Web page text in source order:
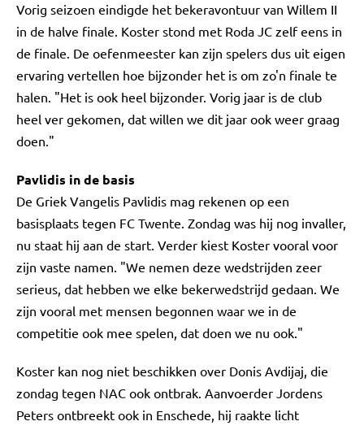
Vorig seizoen eindigde het bekeravontuur van Willem II
in de halve finale. Koster stond met Roda JC zelf eens in
de finale. De oefenmeester kan zijn spelers dus uit eigen
ervaring vertellen hoe bijzonder het is om zo'n finale te
halen. "Het is ook heel bijzonder. Vorig jaar is de club
heel ver gekomen, dat willen we dit jaar ook weer graag
doen."
Pavlidis in de basis
De Griek Vangelis Pavlidis mag rekenen op een
basisplaats tegen FC Twente. Zondag was hij nog invaller,
nu staat hij aan de start. Verder kiest Koster vooral voor
zijn vaste namen. "We nemen deze wedstrijden zeer
serieus, dat hebben we elke bekerwedstrijd gedaan. We
zijn vooral met mensen begonnen waar we in de
competitie ook mee spelen, dat doen we nu ook."
Koster kan nog niet beschikken over Donis Avdijaj, die
zondag tegen NAC ook ontbrak. Aanvoerder Jordens
Peters ontbreekt ook in Enschede, hij raakte licht